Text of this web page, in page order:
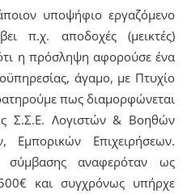
υποψήφιο εργαζόμενο
π.χ. αποδοχές (μεικτές)
η πρόσληψη αφορούσε ένα
άγαμο, με Πτυχίο
πως διαμορφώνεται
Σ.Σ.Ε. Λογιστών & Βοηθών
Εμπορικών Επιχειρήσεων.
αναφερόταν ως
και συγχρόνως υπήρχε